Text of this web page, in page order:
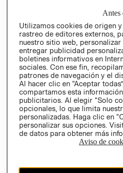
RELACIÓN
POLÍTICA
Antes
Utilizamos cookies de origen
rastreo de editores externos,
nuestro sitio web,
entregar publicidad
boletines informativos en
sociales. Con ese fin,
patrones de navegación y el
Al hacer clic en “Aceptar
compartamos esta
publicitarios. Al elegir “Solo
opcionales, lo que limita
personalizadas. Haga clic en
personalizar sus opciones.
de datos para obtener más
Aviso de